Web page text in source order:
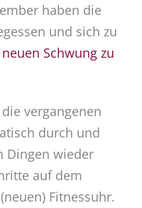
haben die
und sich zu
Schwung zu
vergangenen
durch und
Dingen wieder
auf dem
Fitnessuhr.